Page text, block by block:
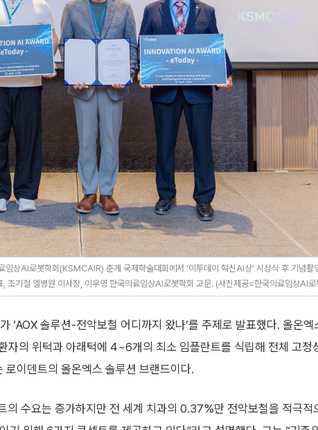
상AI로봇학회(KSMCAIR) 춘계 국제학술대회에서 '이투데이 혁신AI상' 시상식 후 기념촬
조기철 엘병원 이사장, 이우영 한국의료임상AI로봇학회 고문. (사진제공=한국의료임상AI로
‘AOX 솔루션-전악보철 어디까지 왔나’를 주제로 발표했다. 올온엑
의 위턱과 아래턱에 4~6개의 최소 임플란트를 식립해 전체 고정
이덴트의 올온엑스 솔루션 브랜드이다.
의 수요는 증가하지만 전 세계 치과의 0.37%만 전악보철을 적극적